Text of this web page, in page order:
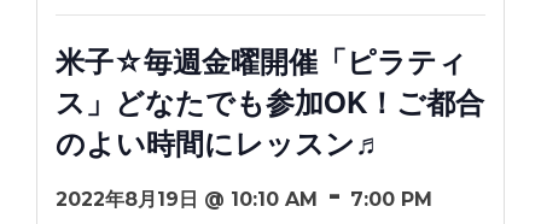
米子☆毎週金曜開催「ピラティ
ス」どなたでも参加OK！ご都合
のよい時間にレッスン♬
2022年8月19日 @ 10:10 AM - 7:00 PM